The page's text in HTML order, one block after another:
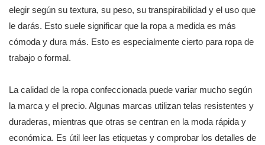
elegir según su textura, su peso, su transpirabilidad y el uso que
le darás. Esto suele significar que la ropa a medida es más
cómoda y dura más. Esto es especialmente cierto para ropa de
trabajo o formal.
La calidad de la ropa confeccionada puede variar mucho según
la marca y el precio. Algunas marcas utilizan telas resistentes y
duraderas, mientras que otras se centran en la moda rápida y
económica. Es útil leer las etiquetas y comprobar los detalles de